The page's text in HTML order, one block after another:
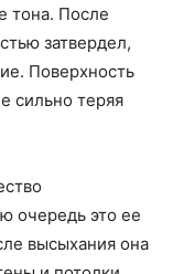
тона. После
затвердел,
Поверхность
сильно теряя
очередь это ее
высыхания она